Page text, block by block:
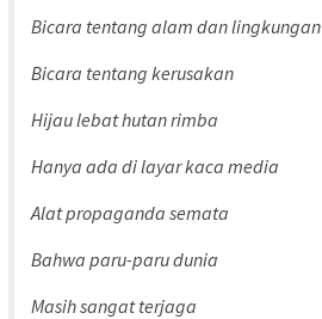
Bicara tentang alam dan lingkungan
Bicara tentang kerusakan
Hijau lebat hutan rimba
Hanya ada di layar kaca media
Alat propaganda semata
Bahwa paru-paru dunia
Masih sangat terjaga